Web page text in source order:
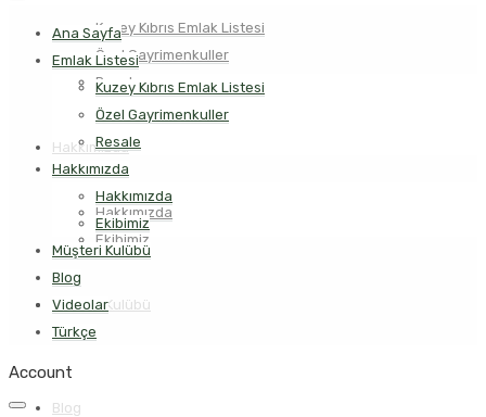
Kuzey Kıbrıs Emlak Listesi
Özel Gayrimenkuller
Resale
Hakkımızda
Hakkımızda
Ekibimiz
Müşteri Kulübü
Blog
Ana Sayfa
Emlak Listesi
Kuzey Kıbrıs Emlak Listesi
Özel Gayrimenkuller
Resale
Hakkımızda
Hakkımızda
Ekibimiz
Müşteri Kulübü
Blog
Videolar
Türkçe
Account